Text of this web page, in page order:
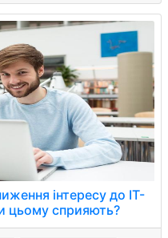
інтересу до ІТ-
цьому сприяють?